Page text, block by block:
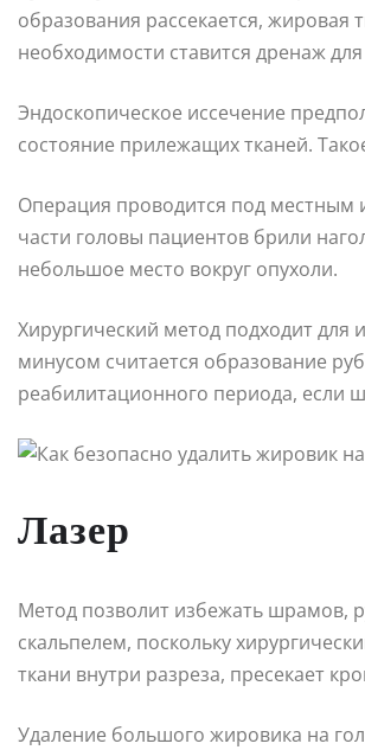
образования рассекается, жировая
необходимости ставится дренаж
Эндоскопическое иссечение
состояние прилежащих тканей.
Операция проводится под местным
части головы пациентов брили
небольшое место вокруг опухоли.
Хирургический метод подходит
минусом считается образование
реабилитационного периода, если
Лазер
Метод позволит избежать шрамов,
скальпелем, поскольку
ткани внутри разреза, пресекает
Удаление большого жировика на